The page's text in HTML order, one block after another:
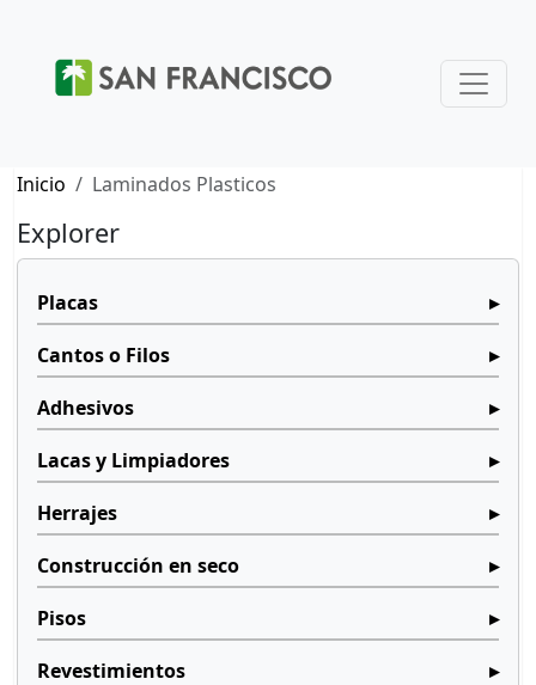
Inicio Laminados Plasticos
Explorer
Placas
Cantos o Filos
Adhesivos
Lacas y Limpiadores
Herrajes
Construcción en seco
Pisos
Revestimientos